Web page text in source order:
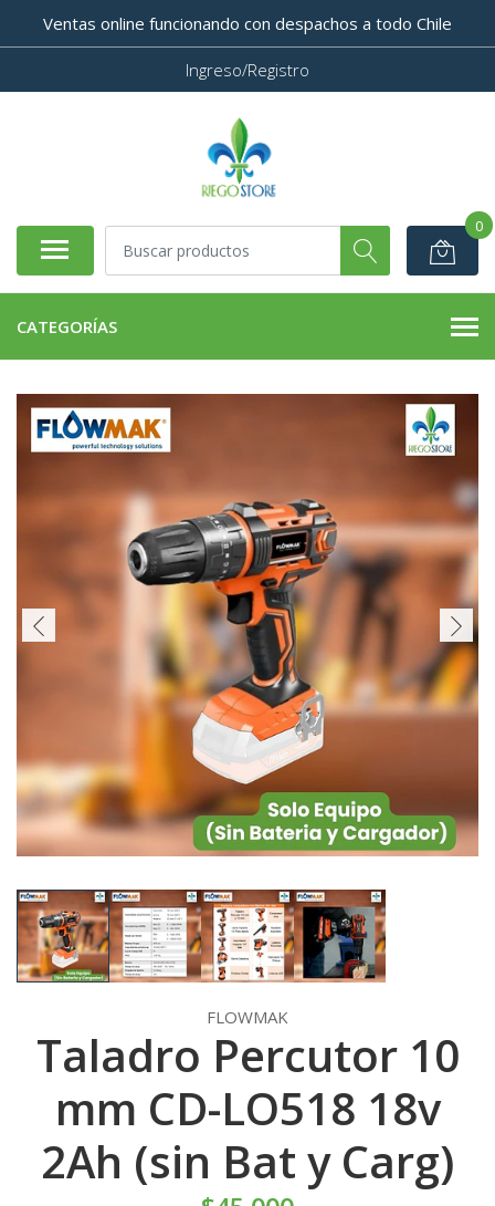
Ventas online funcionando con despachos a todo Chile
Ingreso/Registro
0
CATEGORÍAS
FLOWMAK
Taladro Percutor 10
mm CD-LO518 18v
2Ah (sin Bat y Carg)